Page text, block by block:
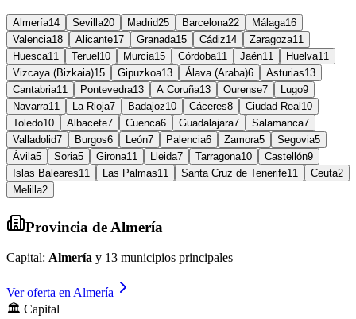
Almería14 Sevilla20 Madrid25 Barcelona22 Málaga16
Valencia18 Alicante17 Granada15 Cádiz14 Zaragoza11
Huesca11 Teruel 10 Murcia15 Córdoba11 Jaén11 Huelva11
Vizcaya (Bizkaia)15 Gipuzkoa13 Álava (Araba)6 Asturias13
Cantabria11 Pontevedra13 A Coruña13 Ourense7 Lugo9
Navarra11 La Rioja7 Badajoz10 Cáceres8 Ciudad Real 10
Toledo10 Albacete7 Cuenca6 Guadalajara7 Salamanca7
Valladolid7 Burgos6 León7 Palencia6 Zamora5 Segovia5
Ávila5 Soria5 Girona11 Lleida7 Tarragona10 Castellón9
Islas Baleares11 Las Palmas11 Santa Cruz de Tenerife11 Ceuta2
Melilla2
Provincia de Almería
Capital: Almería y 13 municipios principales
Ver oferta en Almería
🏛️ Capital